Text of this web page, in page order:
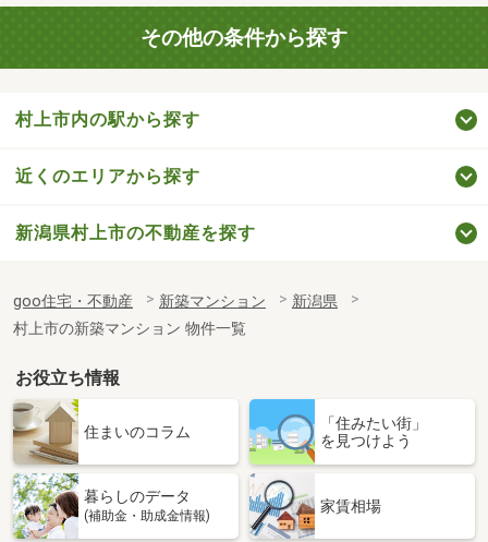
その他の条件から探す
村上市内の駅から探す
近くのエリアから探す
新潟県村上市の不動産を探す
goo住宅・不動産 新築マンション
新潟県
村上市の新築マンション 物件一覧
お役立ち情報
住まいのコラム
「住みたい街」
を見つけよう
暮らしのデータ
(補助金・助成金情報)
家賃相場